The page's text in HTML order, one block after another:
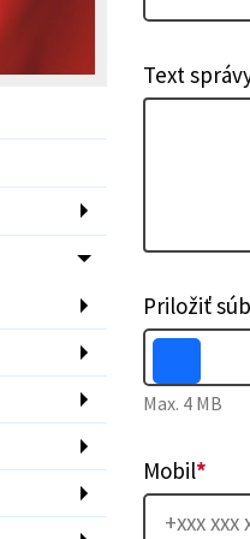
Text
Priložiť
Max. 4 MB
Mobil*